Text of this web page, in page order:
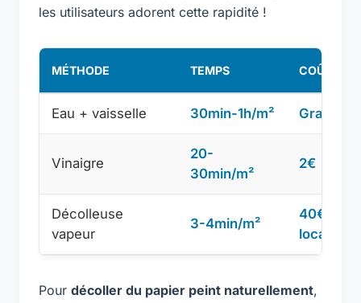
les utilisateurs adorent cette rapidité !
MÉTHODE TEMPS COÛT
Eau + vaisselle 30min-1h/m² Gratuit
Vinaigre
20-
30min/m²
2€
Décolleuse
vapeur
3-4min/m²
40€
location
Pour décoller du papier peint naturellement,